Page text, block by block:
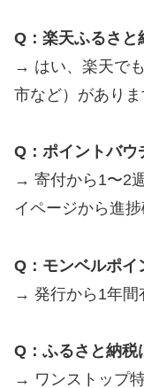
Q：楽天ふるさと
→ はい、楽天で
市など）がありま
Q：ポイントバウ
→ 寄付から1〜2
イページから進捗
Q：モンベルポイ
→ 発行から1年間
Q：ふるさと納税
→ ワンストップ